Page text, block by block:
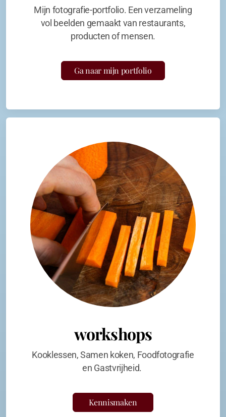
Mijn fotografie-portfolio. Een verzameling
vol beelden gemaakt van restaurants,
producten of mensen.
Ga naar mijn portfolio
workshops
Kooklessen, Samen koken, Foodfotografie
en Gastvrijheid.
Kennismaken